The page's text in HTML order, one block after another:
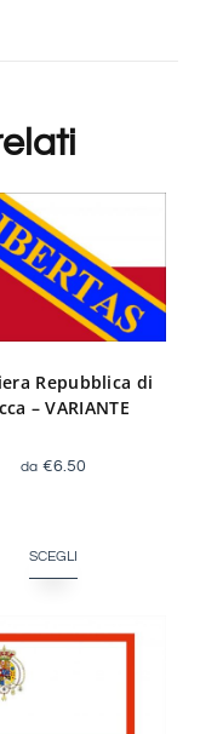
Repubblica di
– VARIANTE
€6.50
SCEGLI